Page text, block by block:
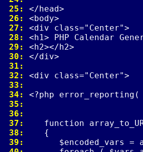
25:
26:
27:
28:
29:
30:
31:
32:
33:
34:
35:
36:
37:
38:
39: